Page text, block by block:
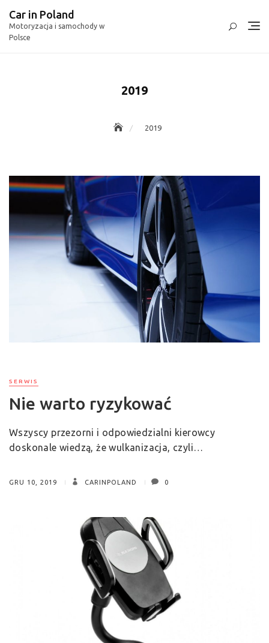
content
Car in Poland
Motoryzacja i samochody w
Polsce
2019
2019
SERWIS
Nie warto ryzykować
Wszyscy przezorni i odpowiedzialni kierowcy
doskonale wiedzą, że wulkanizacja, czyli…
GRU 10, 2019 CARINPOLAND 0